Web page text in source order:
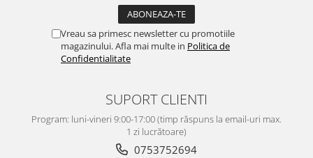
Vreau sa primesc newsletter cu promotiile
magazinului. Afla mai multe in Politica de
Confidentialitate
SUPORT CLIENTI
Program: luni-vineri 9:00-17:00 (timp răspuns la email-uri max.
1 zi lucrătoare)
0753752694